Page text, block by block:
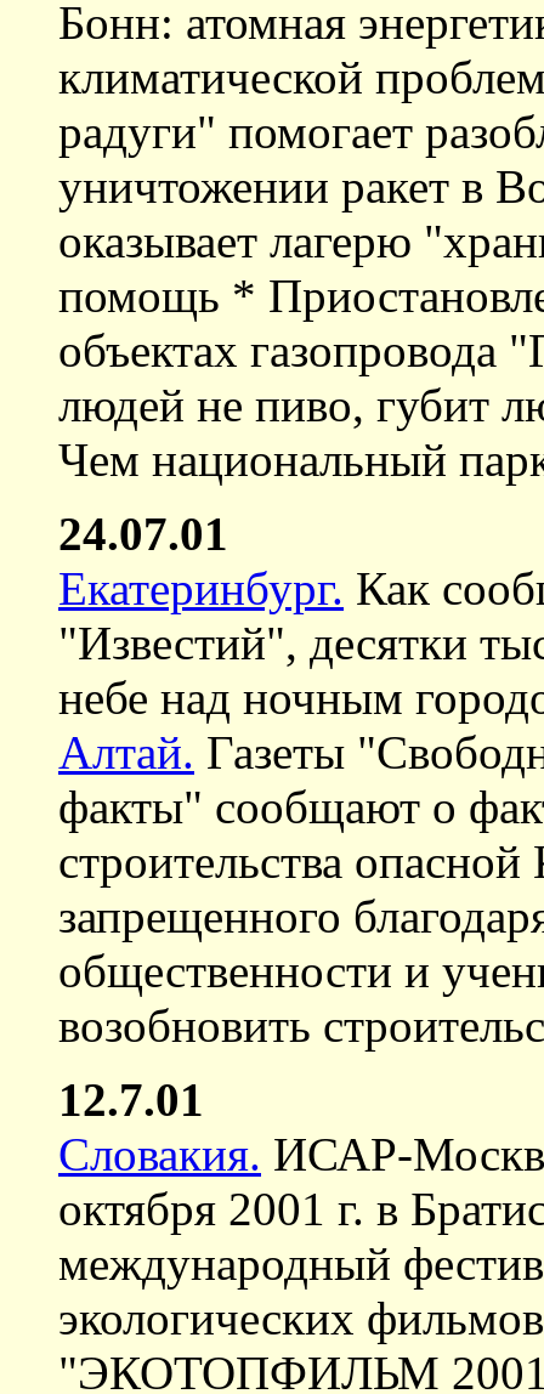
Бонн: атомная
климатической
радуги" помогает
уничтожении ракет в
оказывает лагерю
помощь *
объектах газопровода
людей не пиво, губит
Чем национальный
24.07.01
Екатеринбург. Как
"Известий", десятки
небе над ночным
Алтай. Газеты
факты" сообщают о
строительства
запрещенного
общественности и
возобновить
12.7.01
Словакия. ИСАР-
октября 2001 г. в
международный
экологических
"ЭКОТОПФИЛЬМ 2001".